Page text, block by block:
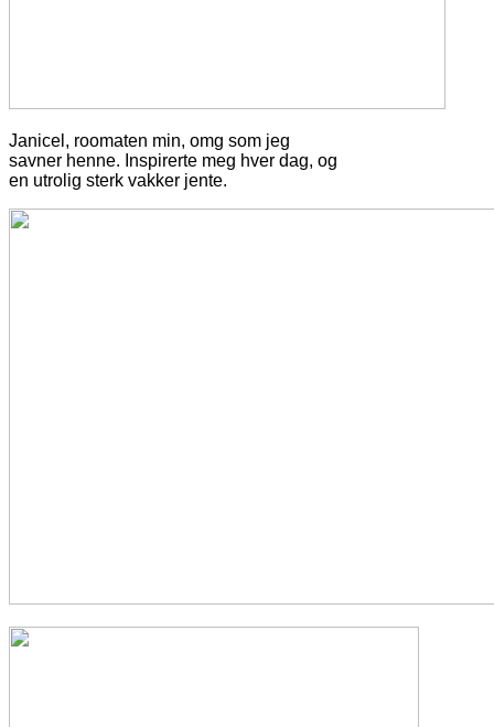
Janicel, roomaten min, omg som jeg
savner henne. Inspirerte meg hver dag, og
en utrolig sterk vakker jente.